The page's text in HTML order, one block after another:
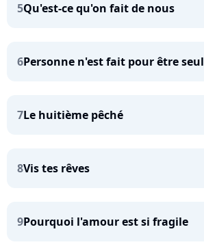
5Qu'est-ce qu'on fait de nous
6Personne n'est fait pour être seul
7Le huitième pêché
8Vis tes rêves
9Pourquoi l'amour est si fragile